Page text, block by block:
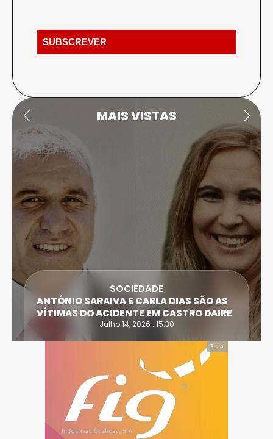
MAIS VISTAS
SOCIEDADE
ANTÓNIO SARAIVA E CARLA DIAS SÃO AS
VÍTIMAS DO ACIDENTE EM CASTRO DAIRE
Julho 14, 2026 . 15:30
Pub